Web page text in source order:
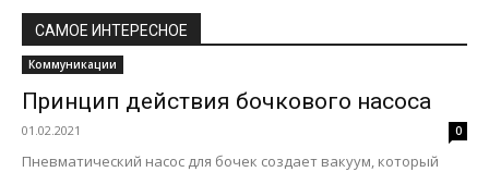
САМОЕ ИНТЕРЕСНОЕ
Коммуникации
Принцип действия бочкового насоса
01.02.2021 0
Пневматический насос для бочек создает вакуум, который